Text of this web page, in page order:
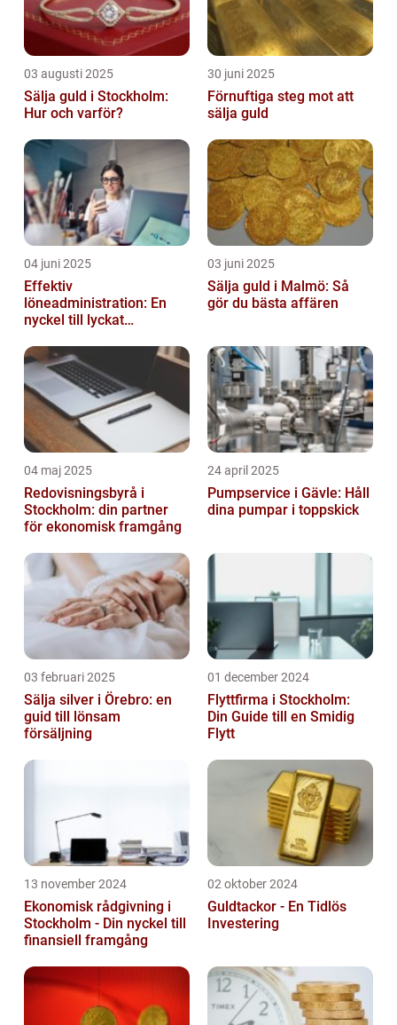
03 augusti 2025
Sälja guld i Stockholm:
Hur och varför?
30 juni 2025
Förnuftiga steg mot att
sälja guld
04 juni 2025
Effektiv
löneadministration: En
nyckel till lyckat
03 juni 2025
Sälja guld i Malmö: Så
gör du bästa affären
04 maj 2025
Redovisningsbyrå i
Stockholm: din partner
för ekonomisk framgång
24 april 2025
Pumpservice i Gävle: Håll
dina pumpar i toppskick
03 februari 2025
Sälja silver i Örebro: en
guid till lönsam
försäljning
01 december 2024
Flyttfirma i Stockholm:
Din Guide till en Smidig
Flytt
13 november 2024
Ekonomisk rådgivning i
Stockholm - Din nyckel till
finansiell framgång
02 oktober 2024
Guldtackor - En Tidlös
Investering